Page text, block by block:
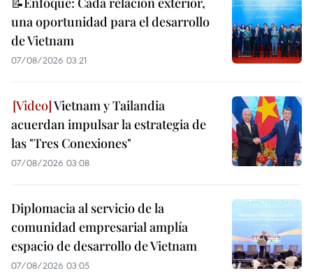
una oportunidad para el desarrollo
de Vietnam
07/08/2026 03:21
Vietnam y Tailandia
acuerdan impulsar la estrategia de
las "Tres Conexiones"
07/08/2026 03:08
Diplomacia al servicio de la
comunidad empresarial amplía
espacio de desarrollo de Vietnam
07/08/2026 03:05